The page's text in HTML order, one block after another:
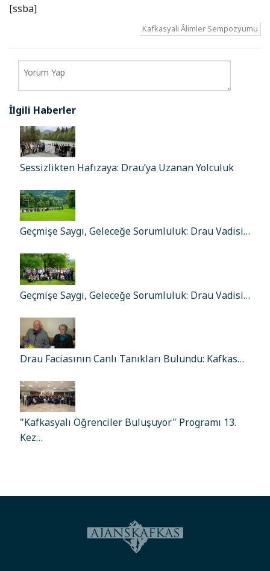
[ssba]
Kafkasyalı Âlimler Sempozyumu
İlgili Haberler
Sessizlikten Hafızaya: Drau’ya Uzanan Yolculuk
Geçmişe Saygı, Geleceğe Sorumluluk: Drau Vadisi…
Geçmişe Saygı, Geleceğe Sorumluluk: Drau Vadisi…
Drau Faciasının Canlı Tanıkları Bulundu: Kafkas…
"Kafkasyalı Öğrenciler Buluşuyor" Programı 13.
Kez…